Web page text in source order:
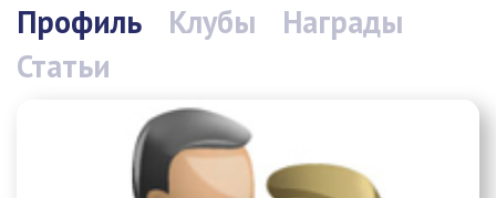
Профиль Клубы
Награды
Статьи